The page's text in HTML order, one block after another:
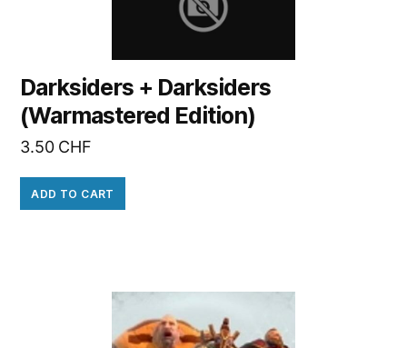
Darksiders + Darksiders
(Warmastered Edition)
3.50 CHF
ADD TO CART